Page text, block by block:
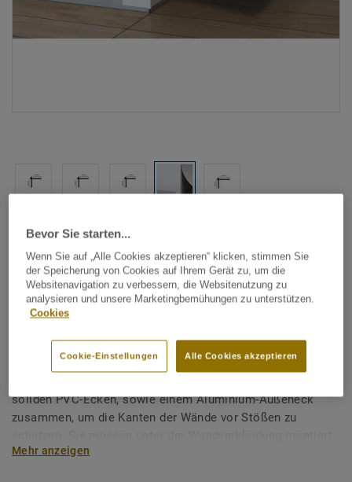
Tarkett Zubehör Komplettsortiment|Profile & Verlegeabschluss
SET-IN Außeneckprofile für
Wände - SET IN COR PVC
SOLID-WHITE
soliden PVC-Ecken, sowie einem Aluminium-Außeneck
zusammen, um die Kanten der Wände vor Stößen zu
und geklebt werden. Die flexiblen Außenecken sind speziell
Mehr anzeigen
Bevor Sie starten...
Wenn Sie auf „Alle Cookies akzeptieren“ klicken, stimmen Sie
der Speicherung von Cookies auf Ihrem Gerät zu, um die
Websitenavigation zu verbessern, die Websitenutzung zu
analysieren und unsere Marketingbemühungen zu unterstützen.
Cookies
Alle Cookies akzeptieren
Cookie-Einstellungen